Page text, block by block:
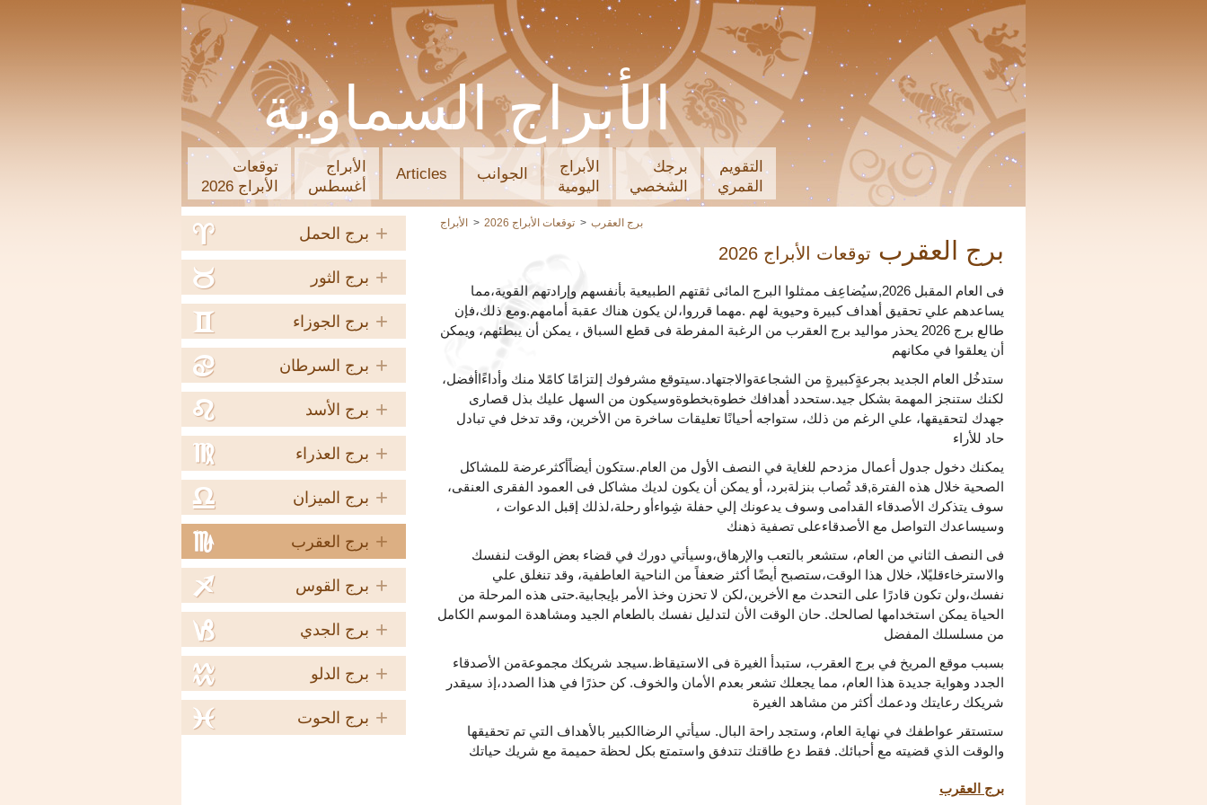
الأبراج السماوية
توقعات
الأبراج 2026
الأبراج
أغسطس
Articles الجوانب
الأبراج
اليومية
برجك
الشخصي
التقويم
القمري
+ برج الحمل a
+ برج الثور b
+ برج الجوزاء c
+ برج السرطان d
+ برج الأسد e
+ برج العذراء f
+ برج الميزان g
+ برج العقرب h
+ برج القوس i
+ برج الجدي j
+ برج الدلو k
+ برج الحوت l
الأبراج توقعات الأبراج 2026 برج العقرب
برج العقرب توقعات الأبراج 2026
فى العام المقبل 2026,سيُضاعِف ممثلوا البرج المائى ثقتهم الطبيعية بأنفسهم وإرادتهم القوية،مما
يساعدهم علي تحقيق أهداف كبيرة وحيوية لهم .مهما قرروا،لن يكون هناك عقبة أمامهم.ومع ذلك،فإن
طالع برج 2026 يحذر مواليد برج العقرب من الرغبة المفرطة فى قطع السباق ، يمكن أن يبطئهم، ويمكن
أن يعلقوا في مكانهم
ستدخُل العام الجديد بجرعةٍكبيرةٍ من الشجاعةوالاجتهاد.سيتوقع مشرفوك إلتزامًا كامًلا منك وأداءًاأفضل،
لكنك ستنجز المهمة بشكل جيد.ستحدد أهدافك خطوةبخطوةوسيكون من السهل عليك بذل قصارى
جهدك لتحقيقها، علي الرغم من ذلك، ستواجه أحيانًا تعليقات ساخرة من الأخرين، وقد تدخل في تبادل
حاد للأراء
يمكنك دخول جدول أعمال مزدحم للغاية في النصف الأول من العام.ستكون أيضاًأكثرعرضة للمشاكل
الصحية خلال هذه الفترة,قد تُصاب بنزلةبرد، أو يمكن أن يكون لديك مشاكل فى العمود الفقرى العنقى،
سوف يتذكرك الأصدقاء القدامى وسوف يدعونك إلي حفلة شِواءأو رحلة،لذلك إقبل الدعوات ،
وسيساعدك التواصل مع الأصدقاءعلى تصفية ذهنك
فى النصف الثاني من العام، ستشعر بالتعب والإرهاق،وسيأتي دورك في قضاء بعض الوقت لنفسك
والاسترخاءقليًلا، خلال هذا الوقت،ستصبح أيضًا أكثر ضعفاً من الناحية العاطفية، وقد تنغلق علي
نفسك،ولن تكون قادرًا على التحدث مع الأخرين،لكن لا تحزن وخذ الأمر بإيجابية.حتى هذه المرحلة من
الحياة يمكن استخدامها لصالحك. حان الوقت الأن لتدليل نفسك بالطعام الجيد ومشاهدة الموسم الكامل
من مسلسلك المفضل
بسبب موقع المريخ في برج العقرب، ستبدأ الغيرة فى الاستيقاظ.سيجد شريكك مجموعةمن الأصدقاء
الجدد وهواية جديدة هذا العام، مما يجعلك تشعر بعدم الأمان والخوف. كن حذرًا في هذا الصدد،إذ سيقدر
شريكك رعايتك ودعمك أكثر من مشاهد الغيرة
ستستقر عواطفك في نهاية العام، وستجد راحة البال. سيأتي الرضاالكبير بالأهداف التي تم تحقيقها
والوقت الذي قضيته مع أحبائك. فقط دع طاقتك تتدفق واستمتع بكل لحظة حميمة مع شريك حياتك
برج العقرب